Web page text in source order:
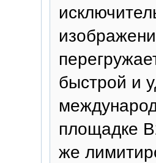
быстрой и
площадке
же